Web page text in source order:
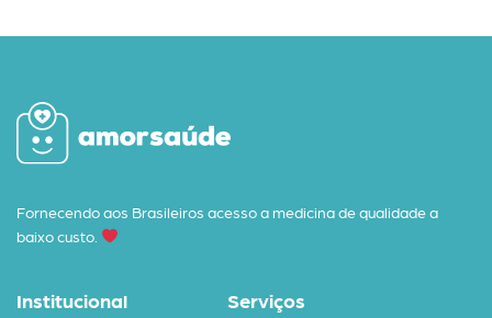
Fornecendo aos Brasileiros acesso a medicina de qualidade a
baixo custo.
Institucional Serviços